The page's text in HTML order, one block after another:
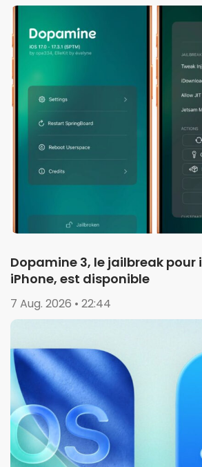
Dopamine 3, le jailbreak pour
iPhone, est disponible
7 Aug. 2026 • 22:44